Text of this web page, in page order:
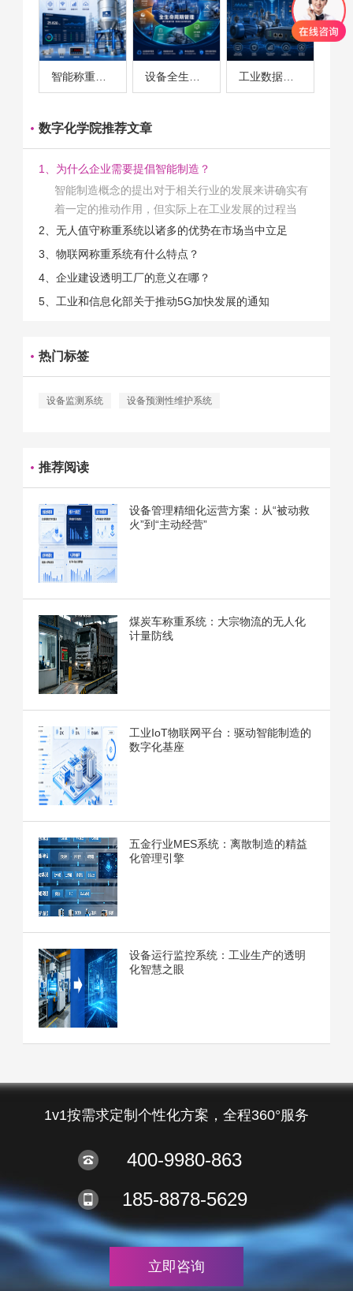
智能称重系统案例 工业数据采集与设备监控案例
数字化学院推荐文章
1、为什么企业需要提倡智能制造？
智能制造概念的提出对于相关行业的发展来讲确实有
着一定的推动作用，但实际上在工业发展的过程当
中，能够推动相关产业发展的具体结束是非常的多
的。那么为什么企业一定需要...
2、无人值守称重系统以诸多的优势在市场当中立足
3、物联网称重系统有什么特点？
4、企业建设透明工厂的意义在哪？
5、工业和信息化部关于推动5G加快发展的通知
热门标签
设备监测系统 设备预测性维护系统
推荐阅读
设备管理精细化运营方案：从“被动救
火”到“主动经营”
煤炭车称重系统：大宗物流的无人化
计量防线
工业IoT物联网平台：驱动智能制造的
数字化基座
五金行业MES系统：离散制造的精益
化管理引擎
设备运行监控系统：工业生产的透明
化智慧之眼
1v1按需求定制个性化方案，全程360°服务
400-9980-863
185-8878-5629
立即咨询